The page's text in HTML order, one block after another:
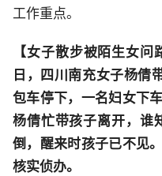
工作重点。
【女子散步被陌生女问
日，四川南充女子杨倩
包车停下，一名妇女下
杨倩忙带孩子离开，谁
倒，醒来时孩子已不见
核实侦办。